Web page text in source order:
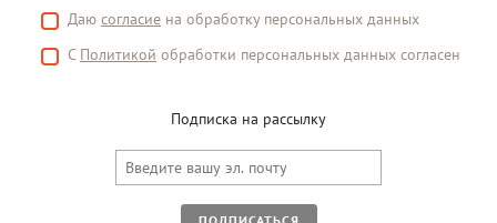
Даю согласие на обработку персональных данных
С Политикой обработки персональных данных согласен
Подписка на рассылку